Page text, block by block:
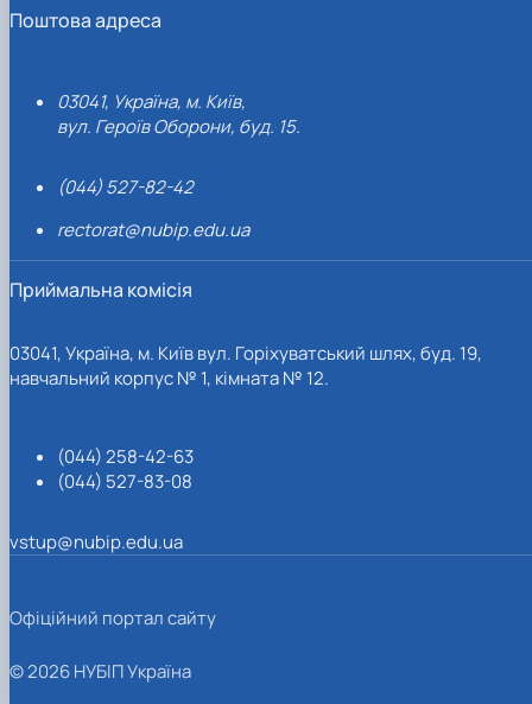
Поштова адреса
03041, Україна, м. Київ,
вул. Героїв Оборони, буд. 15.
(044) 527-82-42
rectorat@nubip.edu.ua
Приймальна комісія
03041, Україна, м. Київ вул. Горіхуватський шлях, буд. 19,
навчальний корпус № 1, кімната № 12.
(044) 258-42-63
(044) 527-83-08
vstup@nubip.edu.ua
Офіційний портал сайту
© 2026 НУБІП Україна